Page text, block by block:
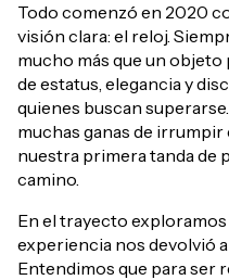
Todo comenzó en 2020
visión clara: el reloj.
mucho más que un objeto
de estatus, elegancia y
quienes buscan
muchas ganas de irrumpir
nuestra primera tanda de
camino.
En el trayecto
experiencia nos devolvió
Entendimos que para ser